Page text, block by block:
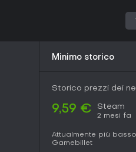
Minimo storico
Storico prezzi dei
9,59 € Steam
2 mesi fa
Attualmente più
Gamebillet